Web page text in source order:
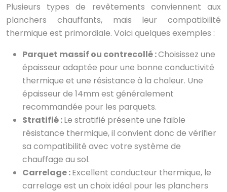
Plusieurs types de revêtements conviennent aux
planchers chauffants, mais leur compatibilité
thermique est primordiale. Voici quelques exemples :
Parquet massif ou contrecollé :Choisissez une
épaisseur adaptée pour une bonne conductivité
thermique et une résistance à la chaleur. Une
épaisseur de 14mm est généralement
recommandée pour les parquets.
Stratifié :Le stratifié présente une faible
résistance thermique, il convient donc de vérifier
sa compatibilité avec votre système de
chauffage au sol.
Carrelage :Excellent conducteur thermique, le
carrelage est un choix idéal pour les planchers